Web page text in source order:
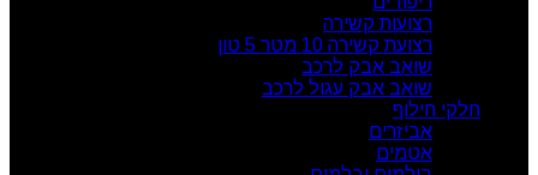
רצועות קשירה
רצועת קשירה 10 מטר 5 טון
שואב אבק לרכב
שואב אבק עגול לרכב
חלקי חילוף
אביזרים
אטמים